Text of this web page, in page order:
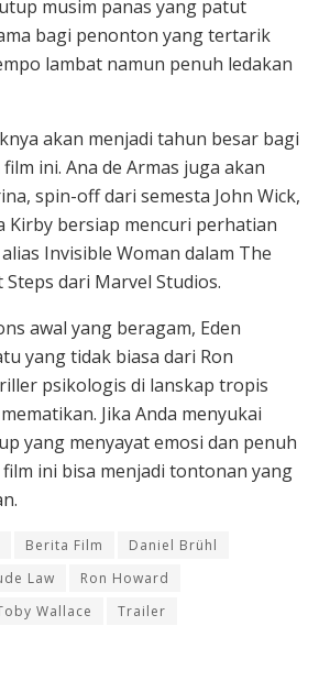
musim panas yang patut
bagi penonton yang tertarik
lambat namun penuh ledakan
akan menjadi tahun besar bagi
ini. Ana de Armas juga akan
spin-off dari semesta John Wick,
Kirby bersiap mencuri perhatian
Invisible Woman dalam The
Steps dari Marvel Studios.
awal yang beragam, Eden
yang tidak biasa dari Ron
psikologis di lanskap tropis
Jika Anda menyukai
yang menyayat emosi dan penuh
ini bisa menjadi tontonan yang
Berita Film
Daniel Brühl
Law
Ron Howard
Wallace
Trailer